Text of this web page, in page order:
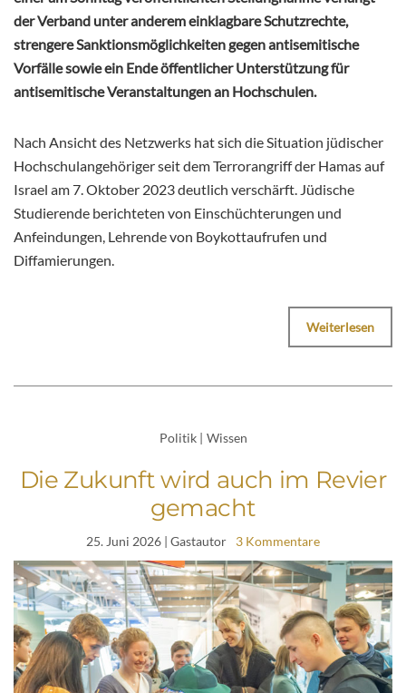
der Verband unter anderem einklagbare Schutzrechte,
strengere Sanktionsmöglichkeiten gegen antisemitische
Vorfälle sowie ein Ende öffentlicher Unterstützung für
antisemitische Veranstaltungen an Hochschulen.
Nach Ansicht des Netzwerks hat sich die Situation jüdischer
Hochschulangehöriger seit dem Terrorangriff der Hamas auf
Israel am 7. Oktober 2023 deutlich verschärft. Jüdische
Studierende berichteten von Einschüchterungen und
Anfeindungen, Lehrende von Boykottaufrufen und
Diffamierungen.
Weiterlesen
Politik | Wissen
Die Zukunft wird auch im Revier
gemacht
25. Juni 2026 | Gastautor 3 Kommentare